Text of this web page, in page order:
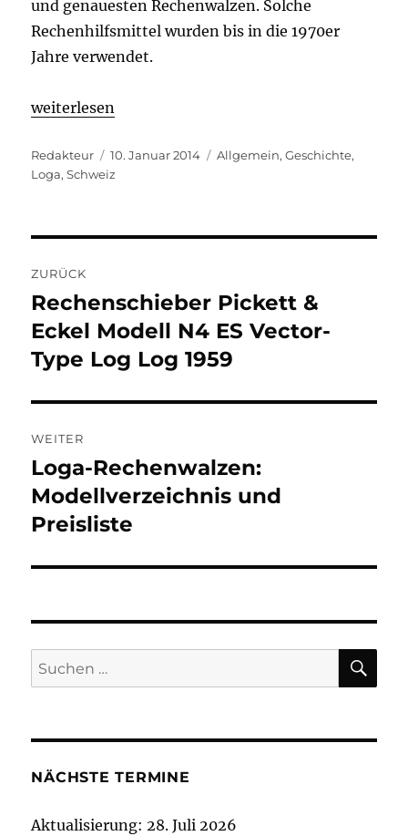
und genauesten Rechenwalzen. Solche
Rechenhilfsmittel wurden bis in die 1970er
Jahre verwendet.
weiterlesen
Autor
Redakteur
Veröffentlicht
am
10. Januar 2014 Kategorien
Allgemein,Geschichte,
Loga,Schweiz
ZURÜCK
Vorheriger
Beitrag:
Rechenschieber Pickett &
Eckel Modell N4 ES Vector-
Type Log Log 1959
WEITER
Nächster
Beitrag:
Loga-Rechenwalzen:
Modellverzeichnis und
Preisliste
Suchen
nach:
NÄCHSTE TERMINE
Aktualisierung: 28. Juli 2026